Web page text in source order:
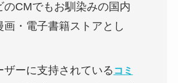
のCMでもお馴染みの国内
画・電子書籍ストアとし
ザーに支持されている コミ